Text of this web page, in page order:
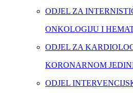
ODJEL ZA
ONKOLOGIJU I
ODJEL ZA
KORONARNOM
ODJEL